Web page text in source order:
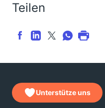
Teilen
Unterstütze uns